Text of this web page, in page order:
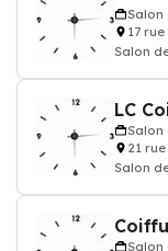
Salon
17
Salon
LC
Salon
21
Salon
Salon